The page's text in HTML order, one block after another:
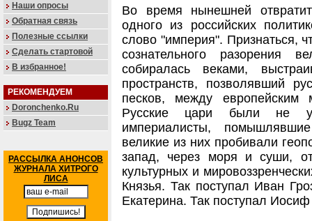
Наши опросы
Обратная связь
Полезные ссылки
Сделать стартовой
В избранное!
РЕКОМЕНДУЕМ
Doronchenko.Ru
Bugz Team
РАССЫЛКА АНОНСОВ
ЖУРНАЛА ХИТРОГО
ЛИСА
Во время нынешней
одного из российских
слово "империя". Признаться,
сознательного разорения
собиралась веками,
пространств, позволявший
песков, между европейским
Русские цари были не
империалисты,
великие из них пробивали
запад, через моря и суши,
культурных и
Князья. Так поступал Иван
Екатерина. Так поступал